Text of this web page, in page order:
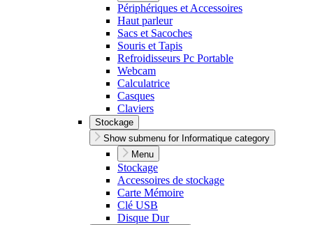
Périphériques et Accessoires
Haut parleur
Sacs et Sacoches
Souris et Tapis
Refroidisseurs Pc Portable
Webcam
Calculatrice
Casques
Claviers
Stockage
Show submenu for Informatique category
Menu
Stockage
Accessoires de stockage
Carte Mémoire
Clé USB
Disque Dur